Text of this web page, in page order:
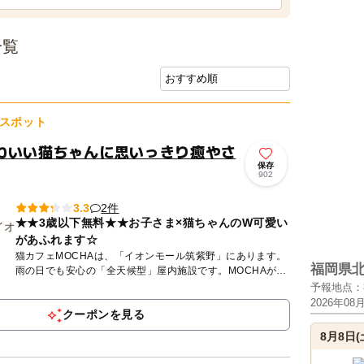
ポット
いい猫ちゃんに思いっきり癒やさ
保存
902
3.3
2件
★★3歳以下無料★★お子さま×猫ちゃんのW可愛い
があふれます☆
猫カフェMOCHAは、「イオンモール筑紫野」にあります。
雨の日でも安心の「全天候型」屋内施設です。MOCHAが目
ができる...
クーポンを見る
福岡県
予報地点
2026年08
8月8日(